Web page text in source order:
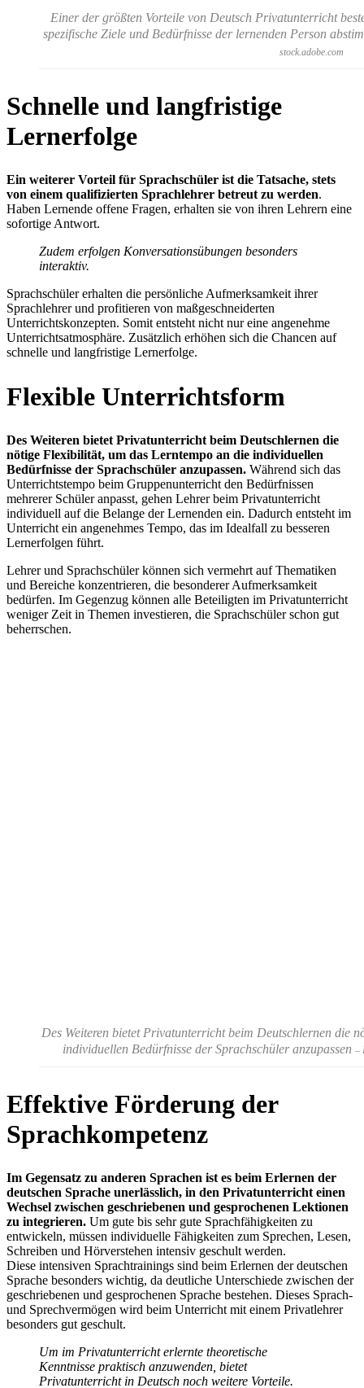
Einer der größten Vorteile von Deutsch Privatunterricht
spezifische Ziele und Bedürfnisse der lernenden Person
stock.adobe.com
Schnelle und langfristige
Lernerfolge
Ein weiterer Vorteil für Sprachschüler ist die Tatsache, stets
von einem qualifizierten Sprachlehrer betreut zu werden.
Haben Lernende offene Fragen, erhalten sie von ihren Lehrern eine
sofortige Antwort.
Zudem erfolgen Konversationsübungen besonders
interaktiv.
Sprachschüler erhalten die persönliche Aufmerksamkeit ihrer
Sprachlehrer und profitieren von maßgeschneiderten
Unterrichtskonzepten. Somit entsteht nicht nur eine angenehme
Unterrichtsatmosphäre. Zusätzlich erhöhen sich die Chancen auf
schnelle und langfristige Lernerfolge.
Flexible Unterrichtsform
Des Weiteren bietet Privatunterricht beim Deutschlernen die
nötige Flexibilität, um das Lerntempo an die individuellen
Bedürfnisse der Sprachschüler anzupassen. Während sich das
Unterrichtstempo beim Gruppenunterricht den Bedürfnissen
mehrerer Schüler anpasst, gehen Lehrer beim Privatunterricht
individuell auf die Belange der Lernenden ein. Dadurch entsteht im
Unterricht ein angenehmes Tempo, das im Idealfall zu besseren
Lernerfolgen führt.
Lehrer und Sprachschüler können sich vermehrt auf Thematiken
und Bereiche konzentrieren, die besonderer Aufmerksamkeit
bedürfen. Im Gegenzug können alle Beteiligten im Privatunterricht
weniger Zeit in Themen investieren, die Sprachschüler schon gut
beherrschen.
Des Weiteren bietet Privatunterricht beim Deutschlernen die
individuellen Bedürfnisse der Sprachschüler anzupassen –
Effektive Förderung der
Sprachkompetenz
Im Gegensatz zu anderen Sprachen ist es beim Erlernen der
deutschen Sprache unerlässlich, in den Privatunterricht einen
Wechsel zwischen geschriebenen und gesprochenen Lektionen
zu integrieren. Um gute bis sehr gute Sprachfähigkeiten zu
entwickeln, müssen individuelle Fähigkeiten zum Sprechen, Lesen,
Schreiben und Hörverstehen intensiv geschult werden.
Diese intensiven Sprachtrainings sind beim Erlernen der deutschen
Sprache besonders wichtig, da deutliche Unterschiede zwischen der
geschriebenen und gesprochenen Sprache bestehen. Dieses Sprach-
und Sprechvermögen wird beim Unterricht mit einem Privatlehrer
besonders gut geschult.
Um im Privatunterricht erlernte theoretische
Kenntnisse praktisch anzuwenden, bietet
Privatunterricht in Deutsch noch weitere Vorteile.